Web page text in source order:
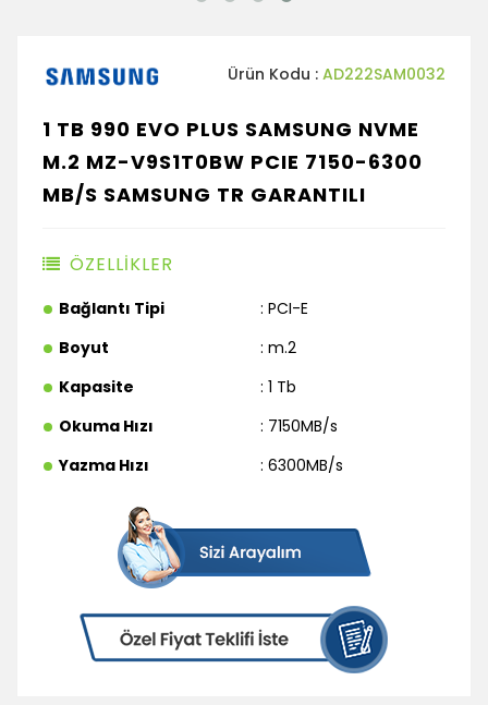
Ürün Kodu : AD222SAM0032
1 TB 990 EVO PLUS SAMSUNG NVME
M.2 MZ-V9S1T0BW PCIE 7150-6300
MB/S SAMSUNG TR GARANTILI
ÖZELLİKLER
Bağlantı Tipi
: PCI-E
Boyut
: m.2
Kapasite
: 1 Tb
Okuma Hızı
: 7150MB/s
Yazma Hızı
: 6300MB/s